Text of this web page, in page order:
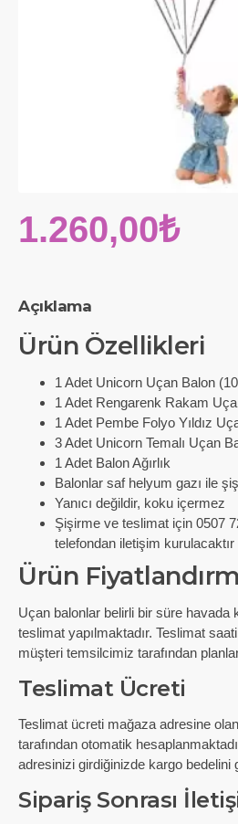
Açıklama
Ürün Özellikleri
1 Adet Unicorn Uçan Balon
1 Adet Rengarenk Rakam
1 Adet Pembe Folyo Yıldız
3 Adet Unicorn Temalı Uçan
1 Adet Balon Ağırlık
Balonlar saf helyum gazı ile
Yanıcı değildir, koku içermez
Şişirme ve teslimat için 0507
telefondan iletişim kurulacaktır
Ürün
Uçan balonlar belirli bir süre havada
teslimat yapılmaktadır. Teslimat
müşteri temsilcimiz tarafından
Teslimat Ücreti
Teslimat ücreti mağaza adresine
tarafından otomatik
adresinizi girdiğinizde kargo bedelini
Sipariş Sonrası
1.260,00₺